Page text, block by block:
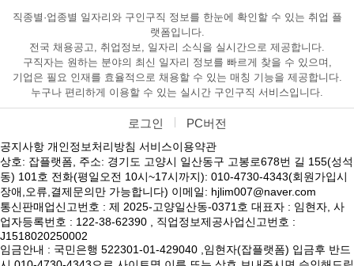
직종별·업종별 일자리와 구인구직 정보를 한눈에 확인할 수 있는 취업 플
랫폼입니다.
전국 채용공고, 취업정보, 일자리 소식을 실시간으로 제공합니다.
구직자는 원하는 분야의 최신 일자리 정보를 빠르게 찾을 수 있으며,
기업은 필요 인재를 효율적으로 채용할 수 있는 매칭 기능을 제공합니다.
누구나 편리하게 이용할 수 있는 실시간 구인구직 서비스입니다.
로그인 PC버전
공지사항 개인정보처리방침 서비스이용약관
상호: 잡플랫폼, 주소: 경기도 고양시 일산동구 고봉로678번 길 155(성석
동) 101호 전화(평일오전 10시~17시까지): 010-4730-4343(회원가입시
장애,오류,결제문의만 가능합니다) 이메일: hjlim007@naver.com
통신판매업신고번호 : 제 2025-고양일산동-0371호 대표자 : 임현자, 사
업자등록번호 : 122-38-62390 , 직업정보제공사업신고번호 :
J1518020250002
임금안내 : 국민은행 522301-01-429040 ,임현자(잡플랫폼) 입금후 반드